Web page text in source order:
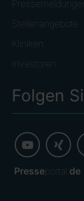
Pressemeldungen
Stellenangebote
Kliniken
Investoren
Folgen
Presseportal. de